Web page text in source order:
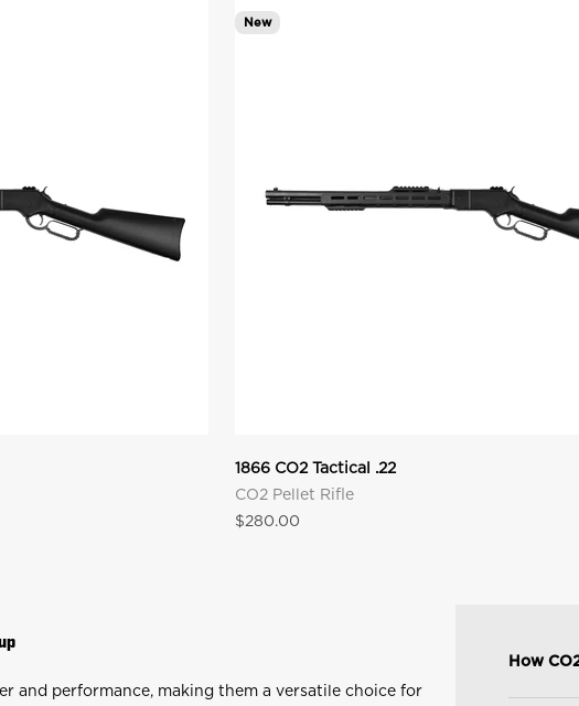
New
1866 CO2 Tactical .22
CO2 Pellet Rifle
Precio de oferta
$280.00
and performance, making them a versatile choice for
How